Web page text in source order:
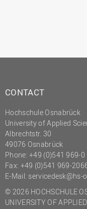
(PMO)
Prozessmanagement
Recht
Science to Business
Studium und Lehre
Transfer- und
CONTACT
Hochschule Osnabrück
University of Applied
Albrechtstr. 30
49076 Osnabrück
Phone: +49 (0)541 969-0
Fax: +49 (0)541 969-
E-Mail: servicedesk@hs-
© 2026 HOCHSCHULE
UNIVERSITY OF